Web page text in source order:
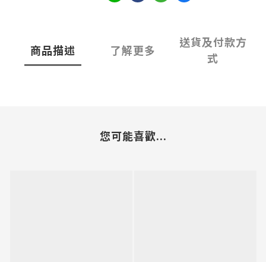
商品描述 了解更多
送貨及付款方
式
您可能喜歡...